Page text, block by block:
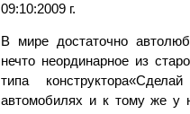
09:10:2009 г.
В мире достаточно
нечто неординарное из
типа
автомобилях и к тому же у